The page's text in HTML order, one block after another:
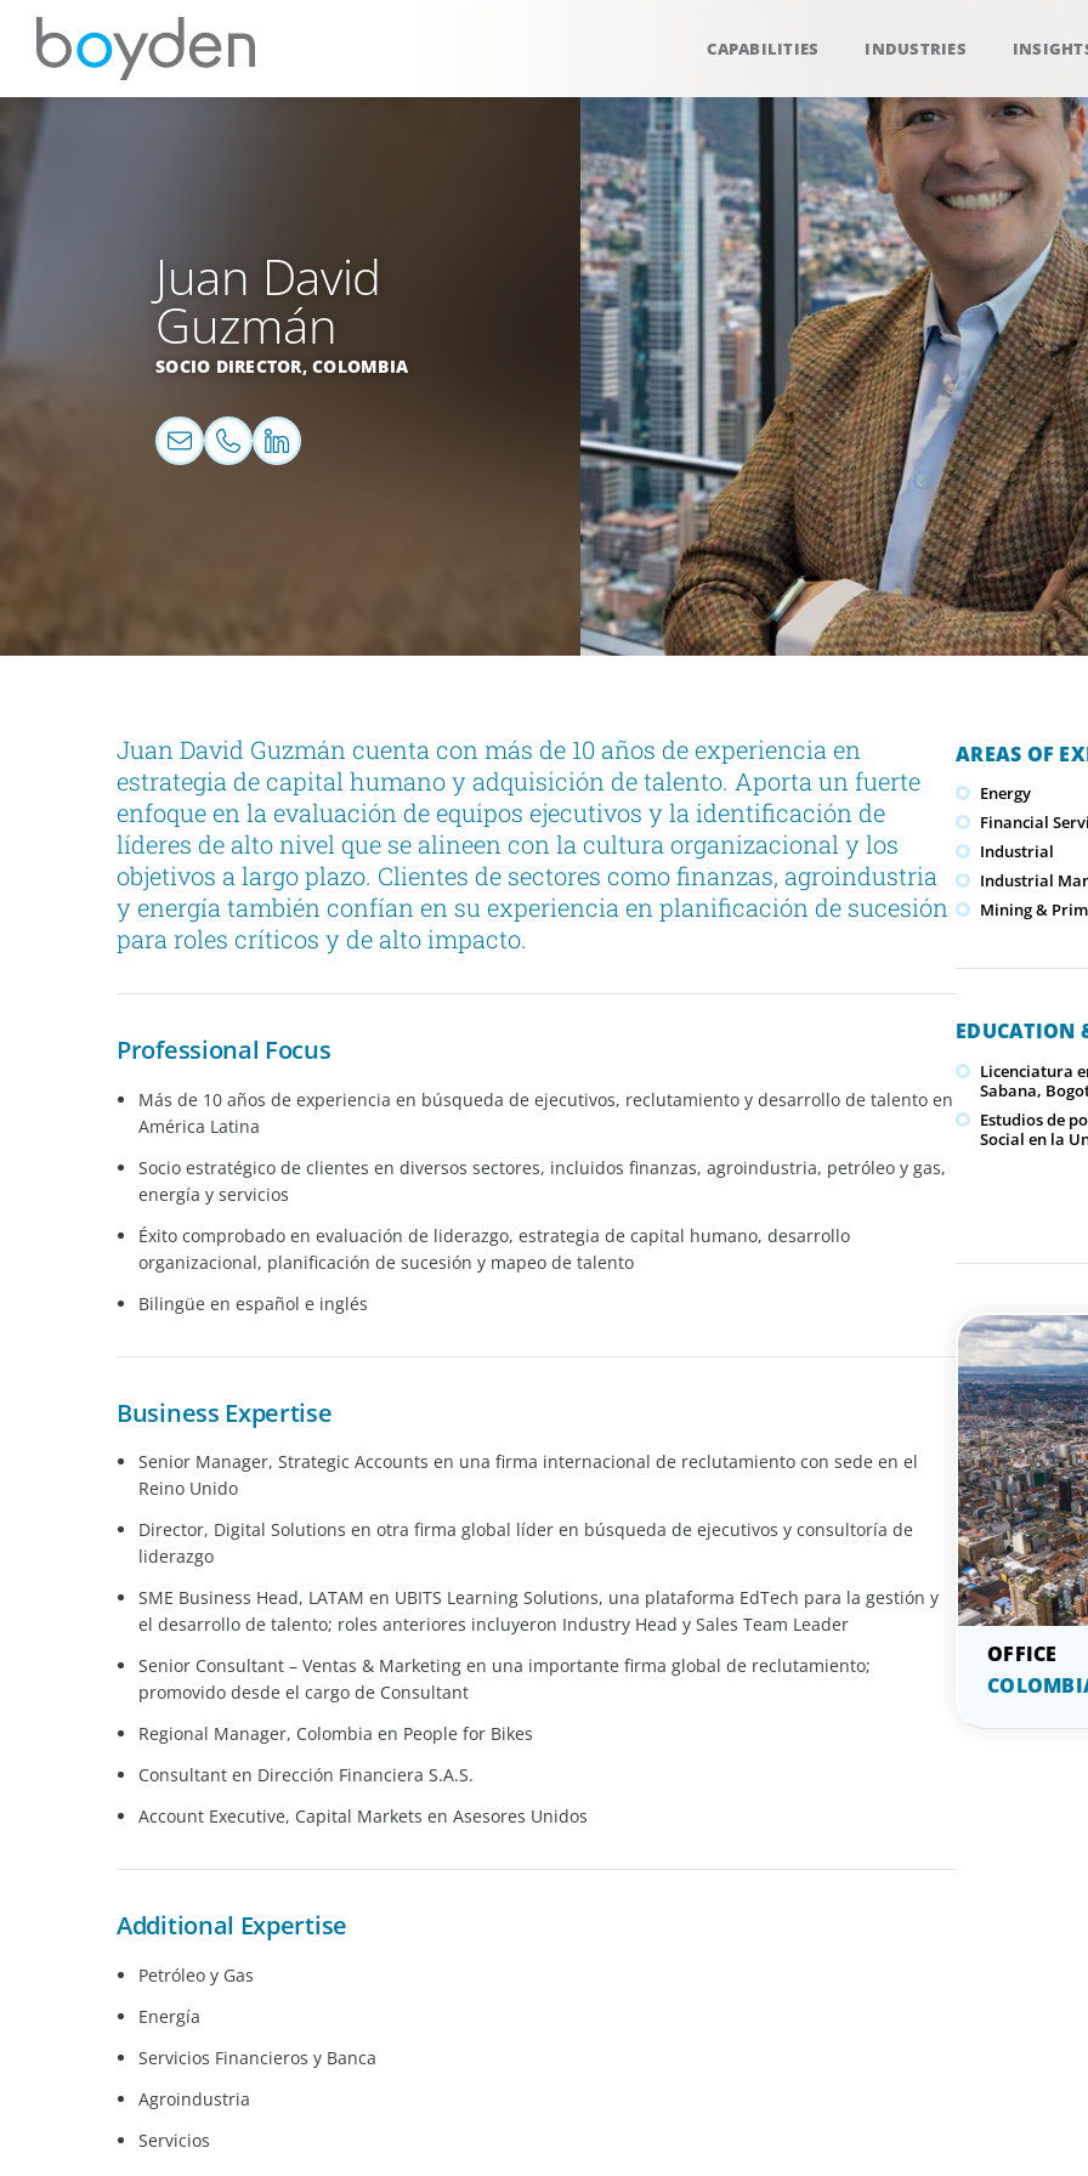
CAPABILITIES INDUSTRIES
Juan David
Guzmán
SOCIO DIRECTOR, COLOMBIA
Juan David Guzmán cuenta con más de 10 años de experiencia en
estrategia de capital humano y adquisición de talento. Aporta un fuerte
enfoque en la evaluación de equipos ejecutivos y la identificación de
líderes de alto nivel que se alineen con la cultura organizacional y los
objetivos a largo plazo. Clientes de sectores como finanzas, agroindustria
y energía también confían en su experiencia en planificación de sucesión
para roles críticos y de alto impacto.
Professional Focus
Más de 10 años de experiencia en búsqueda de ejecutivos, reclutamiento y desarrollo de talento en
América Latina
Socio estratégico de clientes en diversos sectores, incluidos finanzas, agroindustria, petróleo y gas,
energía y servicios
Éxito comprobado en evaluación de liderazgo, estrategia de capital humano, desarrollo
organizacional, planificación de sucesión y mapeo de talento
Bilingüe en español e inglés
Business Expertise
Senior Manager, Strategic Accounts en una firma internacional de reclutamiento con sede en el
Reino Unido
Director, Digital Solutions en otra firma global líder en búsqueda de ejecutivos y consultoría de
liderazgo
SME Business Head, LATAM en UBITS Learning Solutions, una plataforma EdTech para la gestión y
el desarrollo de talento; roles anteriores incluyeron Industry Head y Sales Team Leader
Senior Consultant – Ventas & Marketing en una importante firma global de reclutamiento;
promovido desde el cargo de Consultant
Regional Manager, Colombia en People for Bikes
Consultant en Dirección Financiera S.A.S.
Account Executive, Capital Markets en Asesores Unidos
Additional Expertise
Petróleo y Gas
Energía
Servicios Financieros y Banca
Agroindustria
Servicios
AREAS OF
Energy
Financial
Industrial
Industrial
Mining &
EDUCATION
Licenciatura
Sabana,
Estudios de
Social en la